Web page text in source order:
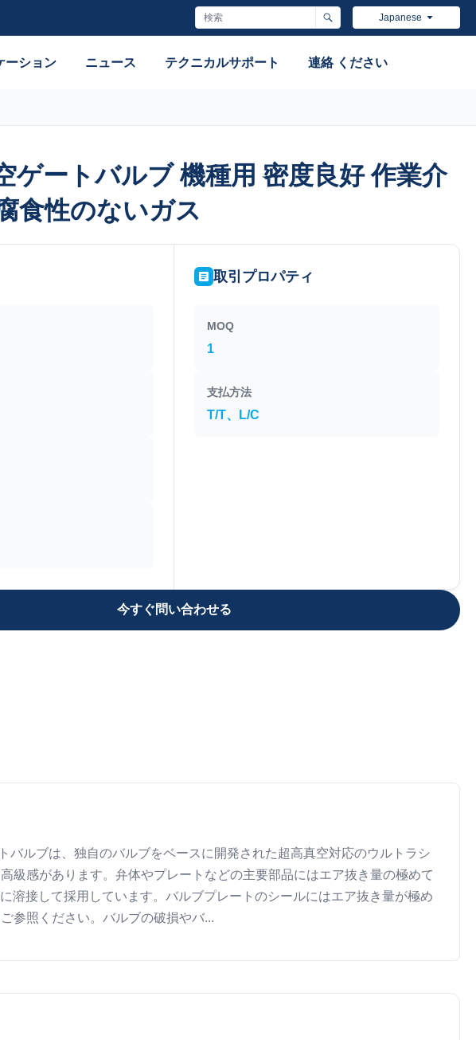
Japanese
ーション ニュース テクニカルサポート 連絡 ください
ゲートバルブ 機種用 密度良好 作業介
食性のないガス
ゲートバルブ 機種用 密度良好 作業介
食性のないガス
取引プロパティ
MOQ
1
支払方法
T/T、L/C
今すぐ問い合わせる
ルブは、独自のバルブをベースに開発された超高真空対応のウルトラシ
級感があります。弁体やプレートなどの主要部品にはエア抜き量の極めて
接して採用しています。バルブプレートのシールにはエア抜き量が極め
参照ください。バルブの破損やバ...